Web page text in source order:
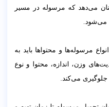
می‌دهد که مرسوله در مسیر
می‌شود.
مرسوله‌ها و محتواها باید به
وزن، اندازه، محتوا و نوع
جلوگیری می‌کند.